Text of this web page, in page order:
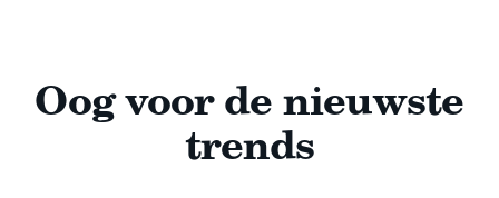
Oog voor de nieuwste
trends